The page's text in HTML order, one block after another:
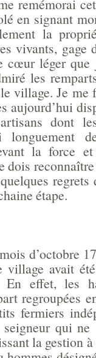
remémorai
en signant
la
vivants, gage
cœur léger
les
village. Je me
aujourd’hui
dont
longuement
la force
dois
étape.
d’octobre
village avait
En effet, les
regroupées
fermiers
qui
la gestion